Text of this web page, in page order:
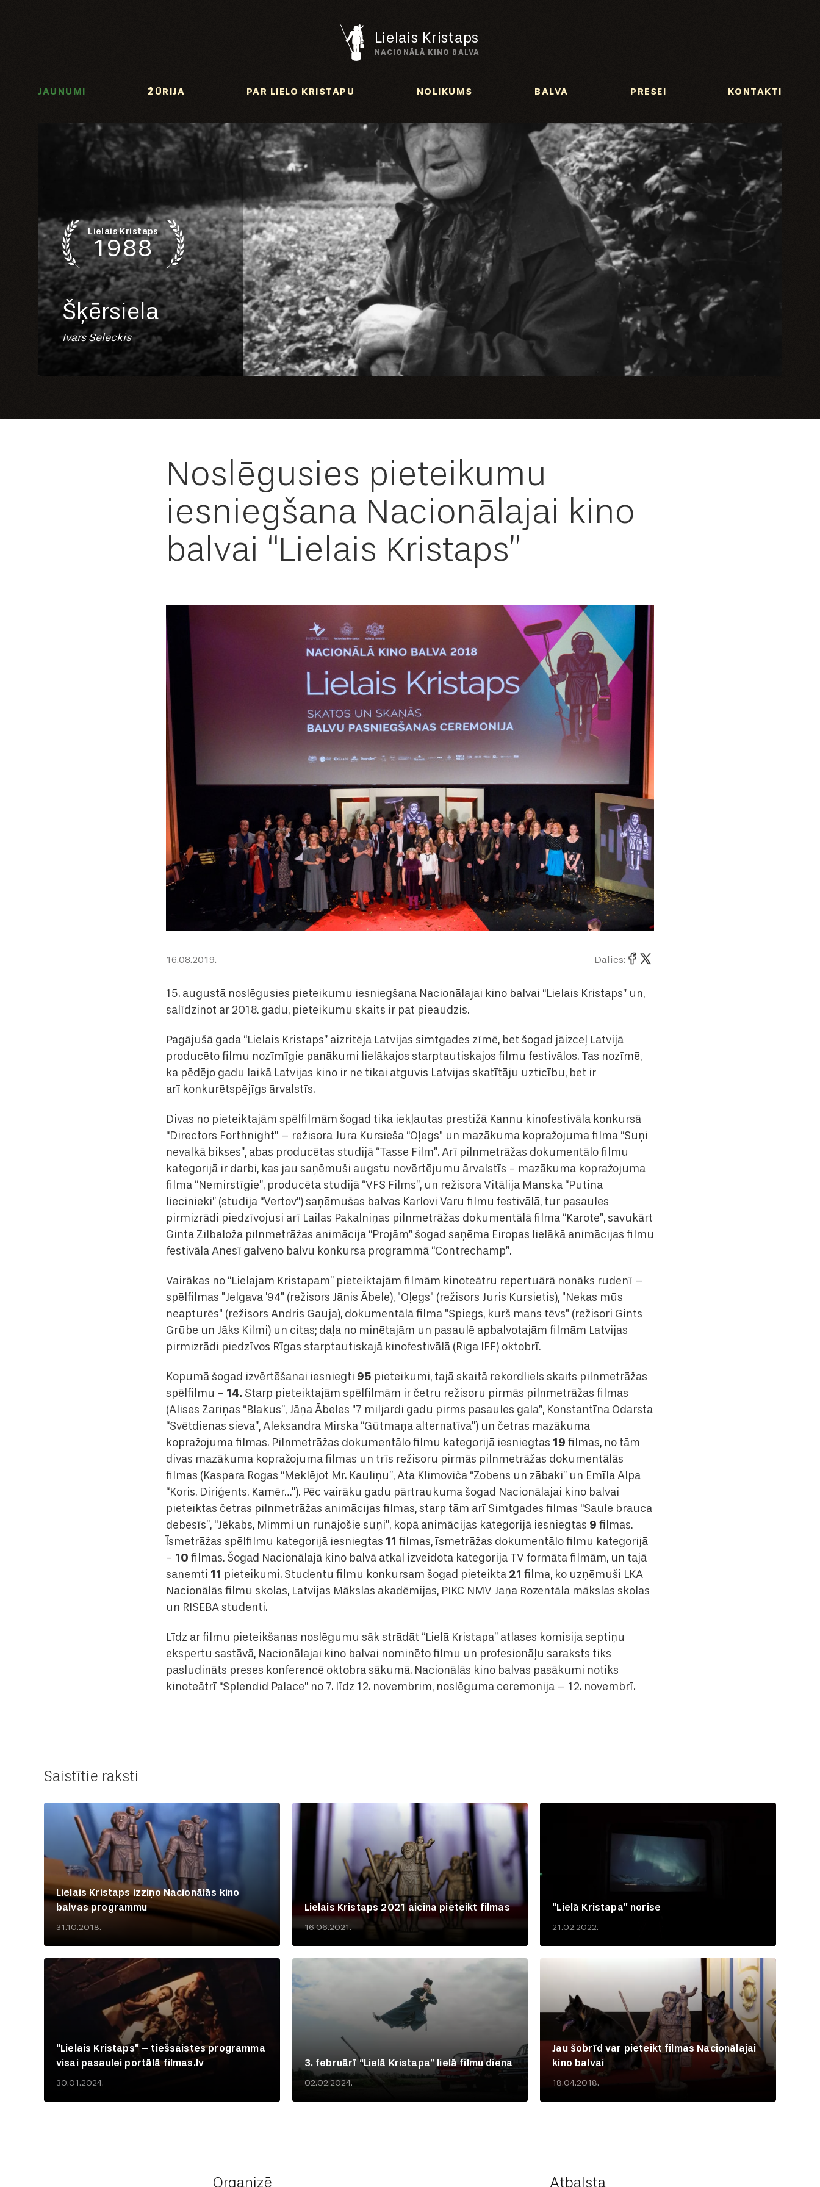
Lielais Kristaps
NACIONĀLĀ KINO BALVA
JAUNUMI ŽŪRIJA PAR LIELO KRISTAPU NOLIKUMS BALVA PRESEI KONTAKTI
Lielais Kristaps
1988
Šķērsiela
Ivars Seleckis
Noslēgusies pieteikumu
iesniegšana Nacionālajai kino
balvai “Lielais Kristaps”
16.08.2019. Dalies:
15. augustā noslēgusies pieteikumu iesniegšana Nacionālajai kino balvai “Lielais Kristaps” un,
salīdzinot ar 2018. gadu, pieteikumu skaits ir pat pieaudzis.
Pagājušā gada “Lielais Kristaps” aizritēja Latvijas simtgades zīmē, bet šogad jāizceļ Latvijā
producēto filmu nozīmīgie panākumi lielākajos starptautiskajos filmu festivālos. Tas nozīmē,
ka pēdējo gadu laikā Latvijas kino ir ne tikai atguvis Latvijas skatītāju uzticību, bet ir
arī konkurētspējīgs ārvalstīs.
Divas no pieteiktajām spēlfilmām šogad tika iekļautas prestižā Kannu kinofestivāla konkursā
“Directors Forthnight” – režisora Jura Kursieša “Oļegs" un mazākuma kopražojuma filma “Suņi
nevalkā bikses”, abas producētas studijā “Tasse Film”. Arī pilnmetrāžas dokumentālo filmu
kategorijā ir darbi, kas jau saņēmuši augstu novērtējumu ārvalstīs - mazākuma kopražojuma
filma “Nemirstīgie”, producēta studijā “VFS Films”, un režisora Vitālija Manska “Putina
liecinieki” (studija “Vertov”) saņēmušas balvas Karlovi Varu filmu festivālā, tur pasaules
pirmizrādi piedzīvojusi arī Lailas Pakalniņas pilnmetrāžas dokumentālā filma “Karote”, savukārt
Ginta Zilbaloža pilnmetrāžas animācija “Projām” šogad saņēma Eiropas lielākā animācijas filmu
festivāla Anesī galveno balvu konkursa programmā “Contrechamp”.
Vairākas no “Lielajam Kristapam” pieteiktajām filmām kinoteātru repertuārā nonāks rudenī –
spēlfilmas "Jelgava ’94" (režisors Jānis Ābele), "Oļegs" (režisors Juris Kursietis), "Nekas mūs
neapturēs" (režisors Andris Gauja), dokumentālā filma "Spiegs, kurš mans tēvs" (režisori Gints
Grūbe un Jāks Kilmi) un citas; daļa no minētajām un pasaulē apbalvotajām filmām Latvijas
pirmizrādi piedzīvos Rīgas starptautiskajā kinofestivālā (Riga IFF) oktobrī.
Kopumā šogad izvērtēšanai iesniegti 95 pieteikumi, tajā skaitā rekordliels skaits pilnmetrāžas
spēlfilmu - 14. Starp pieteiktajām spēlfilmām ir četru režisoru pirmās pilnmetrāžas filmas
(Alises Zariņas “Blakus”, Jāņa Ābeles "7 miljardi gadu pirms pasaules gala”, Konstantīna Odarsta
“Svētdienas sieva”, Aleksandra Mirska “Gūtmaņa alternatīva”) un četras mazākuma
kopražojuma filmas. Pilnmetrāžas dokumentālo filmu kategorijā iesniegtas 19 filmas, no tām
divas mazākuma kopražojuma filmas un trīs režisoru pirmās pilnmetrāžas dokumentālās
filmas (Kaspara Rogas “Meklējot Mr. Kauliņu”, Ata Klimoviča “Zobens un zābaki” un Emīla Alpa
“Koris. Diriģents. Kamēr…”). Pēc vairāku gadu pārtraukuma šogad Nacionālajai kino balvai
pieteiktas četras pilnmetrāžas animācijas filmas, starp tām arī Simtgades filmas “Saule brauca
debesīs”, “Jēkabs, Mimmi un runājošie suņi”, kopā animācijas kategorijā iesniegtas 9 filmas.
Īsmetrāžas spēlfilmu kategorijā iesniegtas 11 filmas, īsmetrāžas dokumentālo filmu kategorijā
- 10 filmas. Šogad Nacionālajā kino balvā atkal izveidota kategorija TV formāta filmām, un tajā
saņemti 11 pieteikumi. Studentu filmu konkursam šogad pieteikta 21 filma, ko uzņēmuši LKA
Nacionālās filmu skolas, Latvijas Mākslas akadēmijas, PIKC NMV Jaņa Rozentāla mākslas skolas
un RISEBA studenti.
Līdz ar filmu pieteikšanas noslēgumu sāk strādāt “Lielā Kristapa” atlases komisija septiņu
ekspertu sastāvā, Nacionālajai kino balvai nominēto filmu un profesionāļu saraksts tiks
pasludināts preses konferencē oktobra sākumā. Nacionālās kino balvas pasākumi notiks
kinoteātrī “Splendid Palace” no 7. līdz 12. novembrim, noslēguma ceremonija – 12. novembrī.
Saistītie raksti
Lielais Kristaps izziņo Nacionālās kino
balvas programmu
31.10.2018.
Lielais Kristaps 2021 aicina pieteikt filmas
16.06.2021.
“Lielā Kristapa” norise
21.02.2022.
“Lielais Kristaps” – tiešsaistes programma
visai pasaulei portālā filmas.lv
30.01.2024.
3. februārī “Lielā Kristapa” lielā filmu diena
02.02.2024.
Jau šobrīd var pieteikt filmas Nacionālajai
kino balvai
18.04.2018.
Organizē Atbalsta